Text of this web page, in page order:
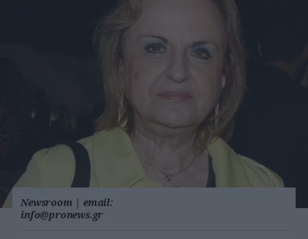
Newsroom | email:
info@pronews.gr